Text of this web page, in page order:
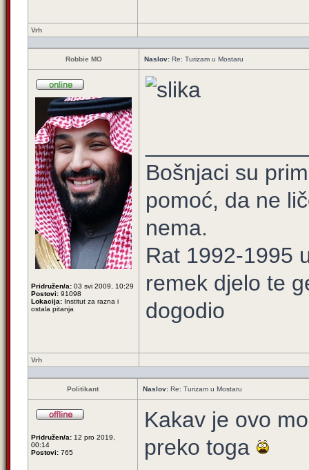
Vrh
Robbie MO Naslov: Re: Turizam u Mostaru
Pridružen/a: 03 svi 2009, 10:29
Postovi: 91098
Lokacija: Institut za razna i
ostala pitanja
Bošnjaci su
pomoć, da ne
nema.
Rat 1992-1995
remek djelo te
dogodio
Vrh
Politikant Naslov: Re: Turizam u Mostaru
Pridružen/a: 12 pro 2019,
00:14
Postovi: 765
Kakav je ovo
preko toga